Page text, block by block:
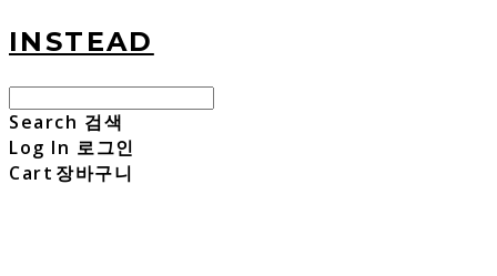
INSTEAD
Search 검색
Log In 로그인
Cart 장바구니